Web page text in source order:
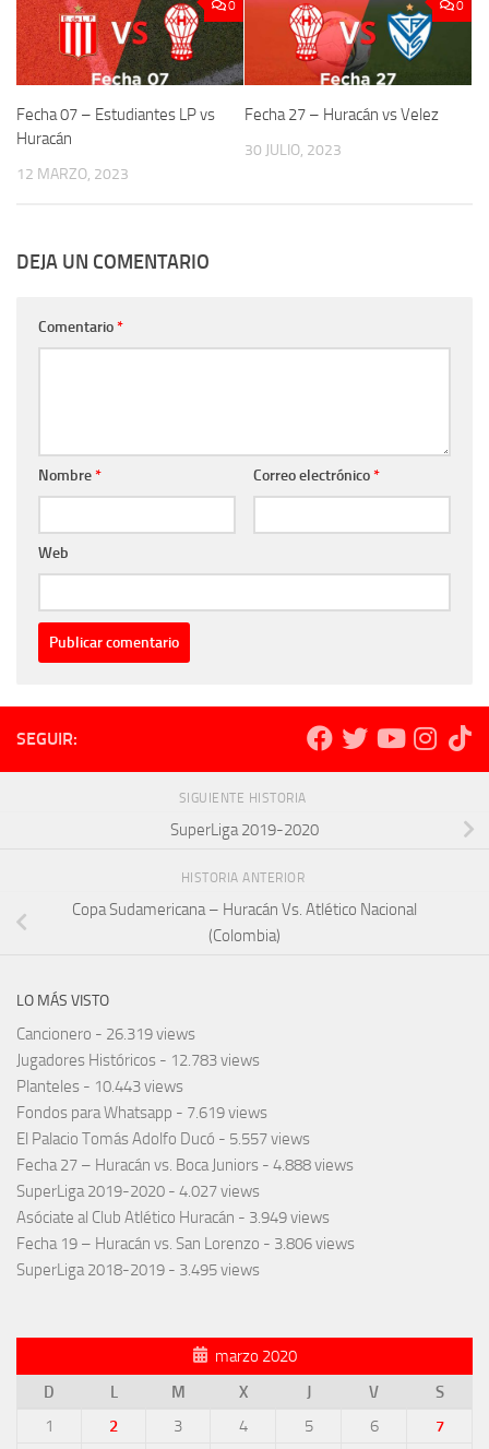
0
Fecha 07 – Estudiantes LP vs
Huracán
12 MARZO, 2023
0
Fecha 27 – Huracán vs Velez
30 JULIO, 2023
DEJA UN COMENTARIO
Comentario*
Nombre* Correo electrónico*
Web
SEGUIR:
SIGUIENTE HISTORIA
SuperLiga 2019-2020
HISTORIA ANTERIOR
Copa Sudamericana – Huracán Vs. Atlético Nacional
(Colombia)
LO MÁS VISTO
Cancionero - 26.319 views
Jugadores Históricos - 12.783 views
Planteles - 10.443 views
Fondos para Whatsapp - 7.619 views
El Palacio Tomás Adolfo Ducó - 5.557 views
Fecha 27 – Huracán vs. Boca Juniors - 4.888 views
SuperLiga 2019-2020 - 4.027 views
Asóciate al Club Atlético Huracán - 3.949 views
Fecha 19 – Huracán vs. San Lorenzo - 3.806 views
SuperLiga 2018-2019 - 3.495 views
marzo 2020
D
L M X J V
S
1
2 3 4 5 6
7